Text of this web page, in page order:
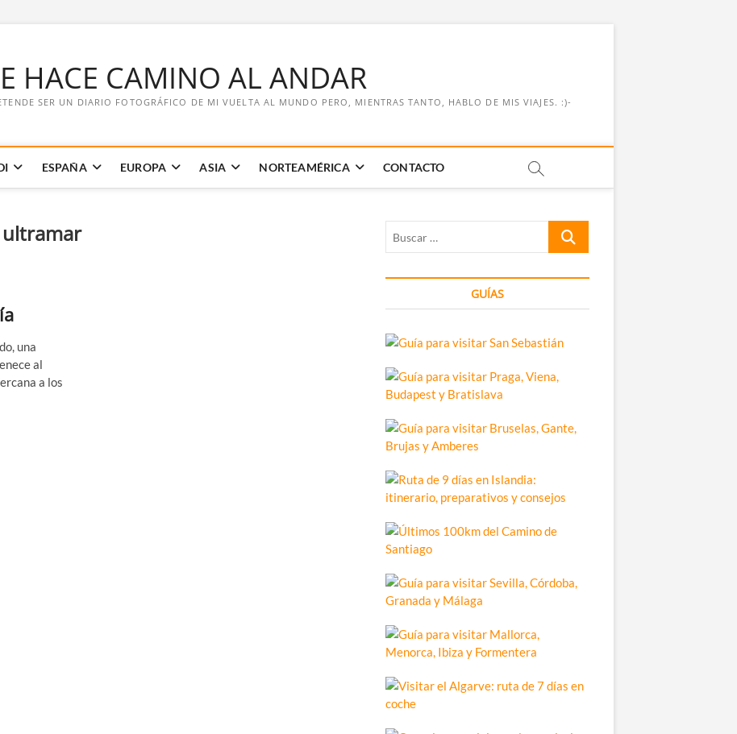
HACE CAMINO AL ANDAR
SER UN DIARIO FOTOGRÁFICO DE MI VUELTA AL MUNDO PERO, MIENTRAS TANTO, HABLO DE MIS VIAJES. :)-
ESPAÑA EUROPA ASIA NORTEAMÉRICA CONTACTO
una
al
a los
Buscar
GUÍAS